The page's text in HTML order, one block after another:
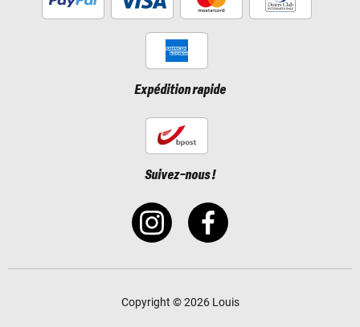
Expédition rapide
Suivez-nous !
Copyright © 2026 Louis